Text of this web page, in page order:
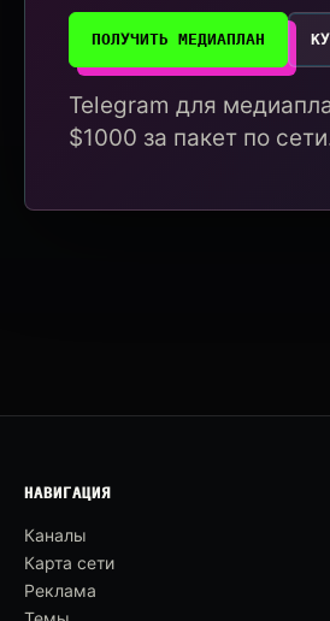
ПОЛУЧИТЬ МЕДИАПЛАН
Telegram для
$1000 за пакет по
НАВИГАЦИЯ
Каналы
Карта сети
Реклама